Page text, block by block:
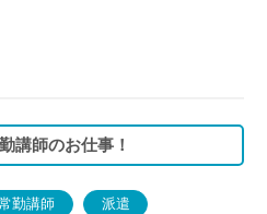
講師のお仕事！
勤講師 派遣